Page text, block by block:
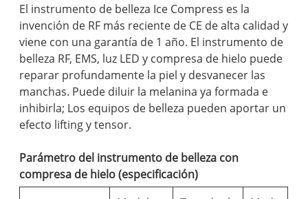
El instrumento de belleza Ice Compress es la
invención de RF más reciente de CE de alta calidad y
viene con una garantía de 1 año. El instrumento de
belleza RF, EMS, luz LED y compresa de hielo puede
reparar profundamente la piel y desvanecer las
manchas. Puede diluir la melanina ya formada e
inhibirla; Los equipos de belleza pueden aportar un
efecto lifting y tensor.
Parámetro del instrumento de belleza con
compresa de hielo (especificación)